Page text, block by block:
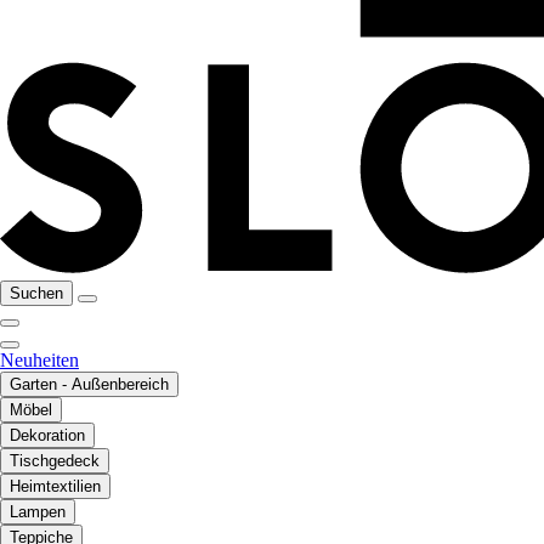
Suchen
Neuheiten
Garten - Außenbereich
Möbel
Dekoration
Tischgedeck
Heimtextilien
Lampen
Teppiche